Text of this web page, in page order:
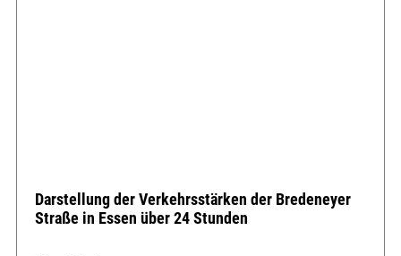
Darstellung der Verkehrsstärken der Bredeneyer
Straße in Essen über 24 Stunden